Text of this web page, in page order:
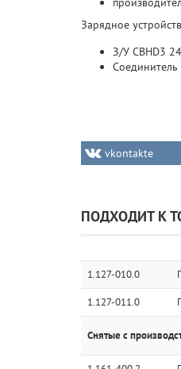
Зарядное
З/У CBHD3
vkontakte
ПОДХОДИТ К
1.127-010.0
1.127-011.0
Снятые с